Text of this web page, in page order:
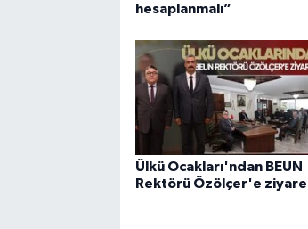
hesaplanmalı”
Ülkü Ocakları'ndan BEUN
Rektörü Özölçer'e